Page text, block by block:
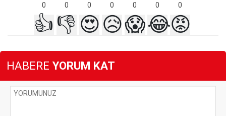
0 0 0 0 0 0 0
👍 👎 😍😥😱😂😡
HABERE YORUM KAT